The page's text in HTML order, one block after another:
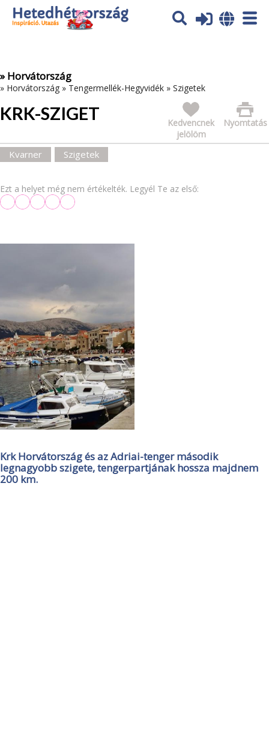
Az oldal sütiket (cookies) használ. További tájékoztatás itt:
Adatvédelmi tájékoztató
» Horvátország
» Horvátország » Tengermellék-Hegyvidék » Szigetek
KRK-SZIGET Nyomtatás
Kedvencnek
jelölöm
Kvarner Szigetek
Ezt a helyet még nem értékelték. Legyél Te az első:
Krk Horvátország és az Adriai-tenger második
legnagyobb szigete, tengerpartjának hossza majdnem
200 km.